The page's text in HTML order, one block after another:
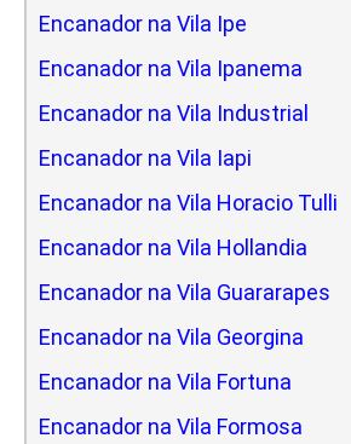
Encanador na Vila Ipe
Encanador na Vila Ipanema
Encanador na Vila Industrial
Encanador na Vila Iapi
Encanador na Vila Horacio Tulli
Encanador na Vila Hollandia
Encanador na Vila Guararapes
Encanador na Vila Georgina
Encanador na Vila Fortuna
Encanador na Vila Formosa